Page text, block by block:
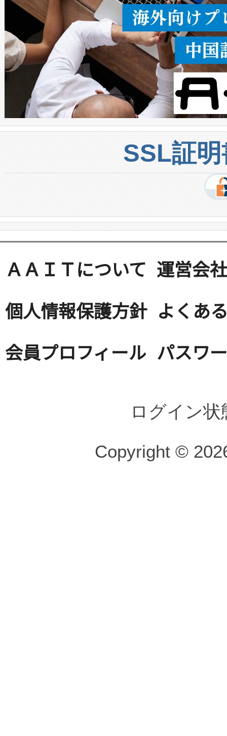
SSL証
ＡＡＩＴについて 運営会社
個人情報保護方針 よくあ
会員プロフィール パスワ
ログイン
Copyright ©